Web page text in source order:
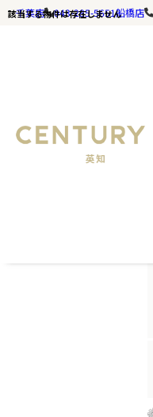
該当する物件は存在しません
千葉店 043-285-5651船橋店